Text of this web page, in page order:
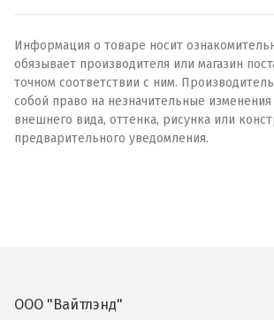
Информация о товаре носит
обязывает производителя или магазин
точном соответствии с ним.
собой право на незначительные изменения
внешнего вида, оттенка, рисунка или
предварительного уведомления.
ООО "Вайтлэнд"